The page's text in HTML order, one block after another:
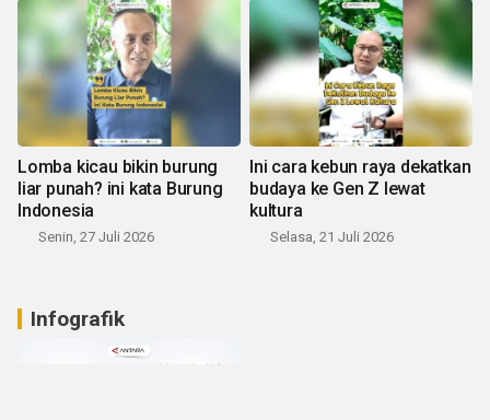
Lomba kicau bikin burung
liar punah? ini kata Burung
Indonesia
Senin, 27 Juli 2026
Ini cara kebun raya dekatkan
budaya ke Gen Z lewat
kultura
Selasa, 21 Juli 2026
Infografik